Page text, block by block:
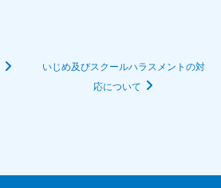
いじめ及びスクールハラスメントの対
応について